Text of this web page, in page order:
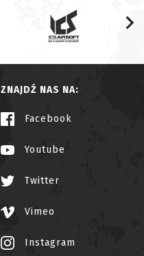
ZNAJDŹ NAS NA:
Facebook
Youtube
Twitter
Vimeo
Instagram